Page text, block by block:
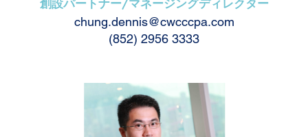
創設パートナー/マネージングディレクター
chung.dennis@cwcccpa.com
(852) 2956 3333